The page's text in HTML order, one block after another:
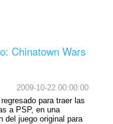
Chinatown Wars
2009-10-22 00:00:00
para traer las
a PSP, en una
del juego original para